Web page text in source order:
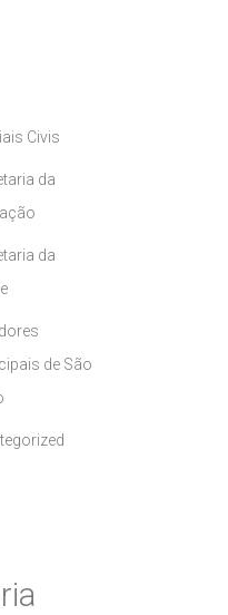
Civis
da
da
de São